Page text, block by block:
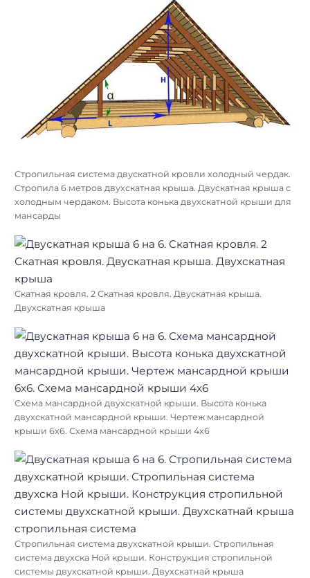
Стропильная система двускатной кровли холодный чердак.
Стропила 6 метров двухскатная крыша. Двускатная крыша с
холодным чердаком. Высота конька двухскатной крыши для
мансарды
Скатная кровля. 2 Скатная кровля. Двускатная крыша.
Двухскатная крыша
Схема мансардной двухскатной крыши. Высота конька
двухскатной мансардной крыши. Чертеж мансардной
крыши 6х6. Схема мансардной крыши 4х6
Стропильная система двухскатной крыши. Стропильная
система двухска Ной крыши. Конструкция стропильной
системы двухскатной крыши. Двухскатнай крыша